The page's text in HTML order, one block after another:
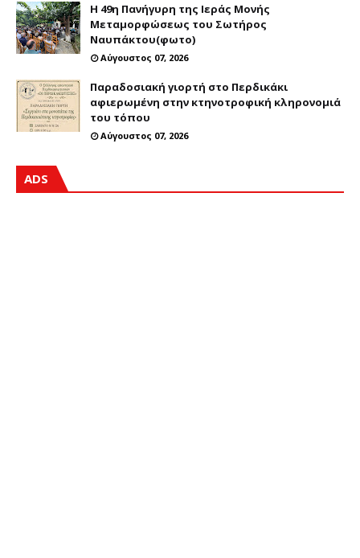
Η 49η Πανήγυρη της Ιεράς Μονής
Μεταμορφώσεως του Σωτήρος
Ναυπάκτου(φωτο)
Αύγουστος 07, 2026
Παραδοσιακή γιορτή στο Περδικάκι
αφιερωμένη στην κτηνοτροφική κληρονομιά
του τόπου
Αύγουστος 07, 2026
ADS